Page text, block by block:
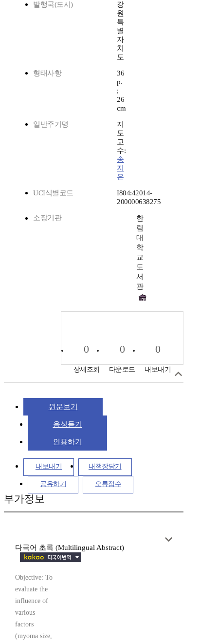
발행국(도시)
강
원
특
별
자
치
도
형태사항
36
p.
;
26
cm
일반주기명
지
도
교
수:
송
지
은
UCI식별코드
I804:42014-
200000638275
소장기관
한
림
대
학
교
도
서
관
0
상세조회
0
다운로드
0
내보내기
원문보기
음성듣기
인용하기
내보내기 내책장담기
공유하기 오류접수
부가정보
다국어 초록 (Multilingual Abstract)
Objective: To
evaluate the
influence of
various
factors
(myoma size,